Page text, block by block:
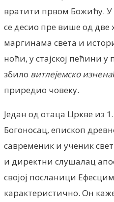
вратити првом Божићу. У
се десио пре више од
маргинама света и
ноћи, у стајској пећини у
збило витлејемско
приредио човеку.
Један од отаца Цркве из
Богоносац, епископ
савременик и ученик
и директни слушалац
својој посланици
карактеристично. Он